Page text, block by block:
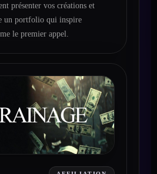
présenter vos créations et
un portfolio qui inspire
le premier appel.